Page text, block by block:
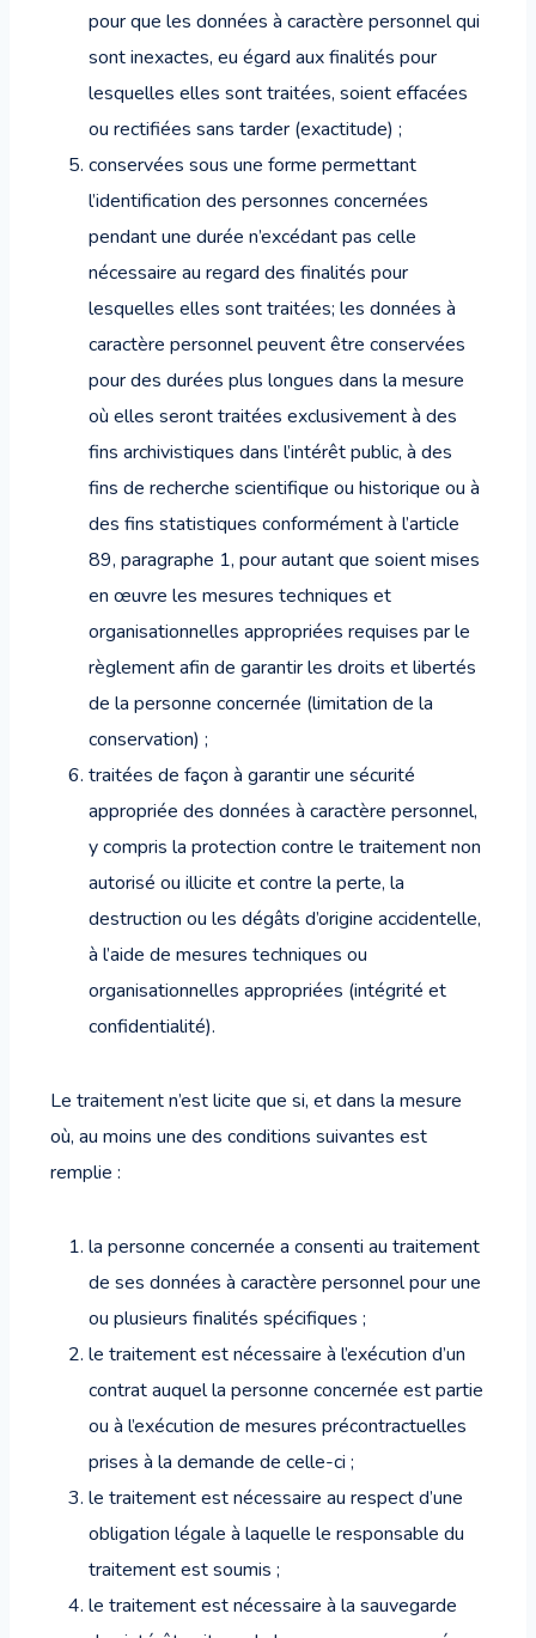
pour que les données à caractère personnel qui
sont inexactes, eu égard aux finalités pour
lesquelles elles sont traitées, soient effacées
ou rectifiées sans tarder (exactitude) ;
conservées sous une forme permettant
l’identification des personnes concernées
pendant une durée n’excédant pas celle
nécessaire au regard des finalités pour
lesquelles elles sont traitées; les données à
caractère personnel peuvent être conservées
pour des durées plus longues dans la mesure
où elles seront traitées exclusivement à des
fins archivistiques dans l’intérêt public, à des
fins de recherche scientifique ou historique ou à
des fins statistiques conformément à l’article
89, paragraphe 1, pour autant que soient mises
en œuvre les mesures techniques et
organisationnelles appropriées requises par le
règlement afin de garantir les droits et libertés
de la personne concernée (limitation de la
conservation) ;
traitées de façon à garantir une sécurité
appropriée des données à caractère personnel,
y compris la protection contre le traitement non
autorisé ou illicite et contre la perte, la
destruction ou les dégâts d’origine accidentelle,
à l’aide de mesures techniques ou
organisationnelles appropriées (intégrité et
confidentialité).
Le traitement n’est licite que si, et dans la mesure
où, au moins une des conditions suivantes est
remplie :
la personne concernée a consenti au traitement
de ses données à caractère personnel pour une
ou plusieurs finalités spécifiques ;
le traitement est nécessaire à l’exécution d’un
contrat auquel la personne concernée est partie
ou à l’exécution de mesures précontractuelles
prises à la demande de celle-ci ;
le traitement est nécessaire au respect d’une
obligation légale à laquelle le responsable du
traitement est soumis ;
le traitement est nécessaire à la sauvegarde